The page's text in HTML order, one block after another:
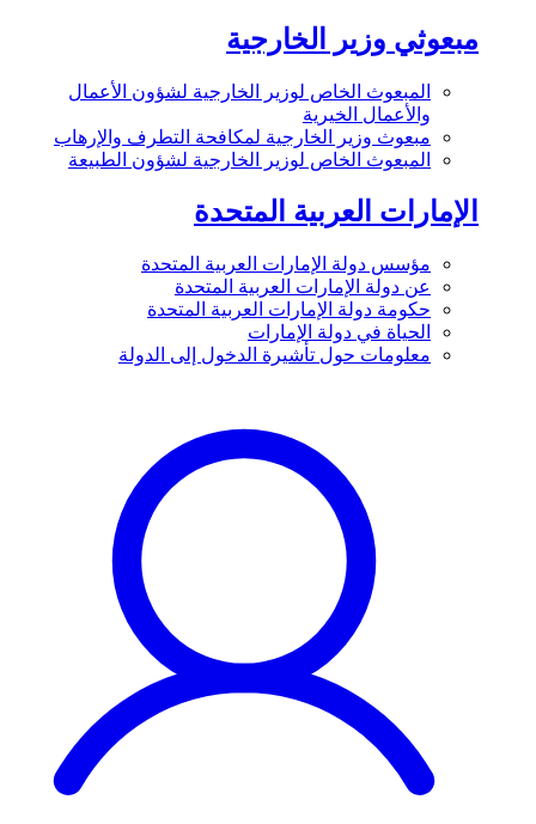
مبعوثي وزير الخارجية
المبعوث الخاص لوزير الخارجية لشؤون الأعمال
والأعمال الخيرية
مبعوث وزير الخارجية لمكافحة التطرف والإرهاب
المبعوث الخاص لوزير الخارجية لشؤون الطبيعة
الإمارات العربية المتحدة
مؤسس دولة الإمارات العربية المتحدة
عن دولة الإمارات العربية المتحدة
حكومة دولة الإمارات العربية المتحدة
الحياة في دولة الإمارات
معلومات حول تأشيرة الدخول إلى الدولة